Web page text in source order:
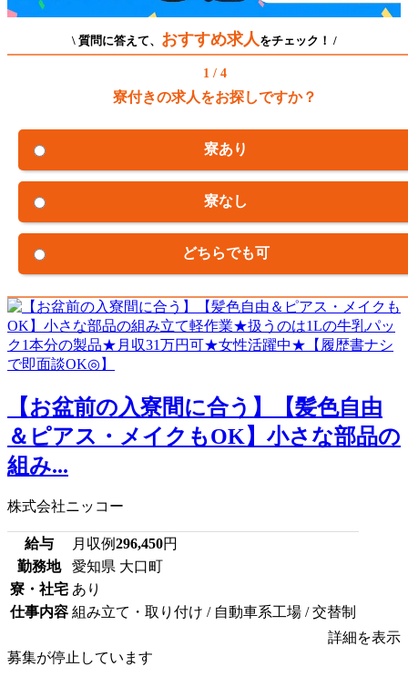
\ 質問に答えて、 おすすめ求人 をチェック！ /
1 / 4
寮付きの求人をお探しですか？
寮あり
寮なし
どちらでも可
【お盆前の入寮間に合う】【髪色自由
＆ピアス・メイクもOK】小さな部品の
組み...
株式会社ニッコー
給与 月収例296,450円
勤務地
愛知県 大口町
寮・社宅 あり
仕事内容 組み立て・取り付け / 自動車系工場 / 交替制
詳細を表示
募集が停止しています